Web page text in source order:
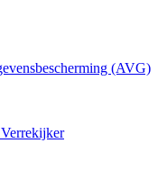
(AVG)